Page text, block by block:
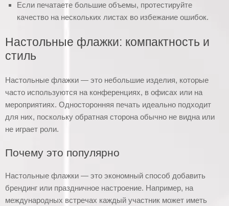
Если печатаете большие объемы, протестируйте
качество на нескольких листах во избежание ошибок.
Настольные флажки: компактность и
стиль
Настольные флажки — это небольшие изделия, которые
часто используются на конференциях, в офисах или на
мероприятиях. Односторонняя печать идеально подходит
для них, поскольку обратная сторона обычно не видна или
не играет роли.
Почему это популярно
Настольные флажки — это экономный способ добавить
брендинг или праздничное настроение. Например, на
международных встречах каждый участник может иметь